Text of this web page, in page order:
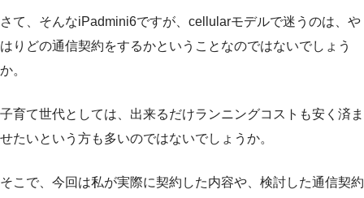
さて、そんなiPadmini6ですが、cellularモデルで迷うのは、や
はりどの通信契約をするかということなのではないでしょう
か。
子育て世代としては、出来るだけランニングコストも安く済ま
せたいという方も多いのではないでしょうか。
そこで、今回は私が実際に契約した内容や、検討した通信契約